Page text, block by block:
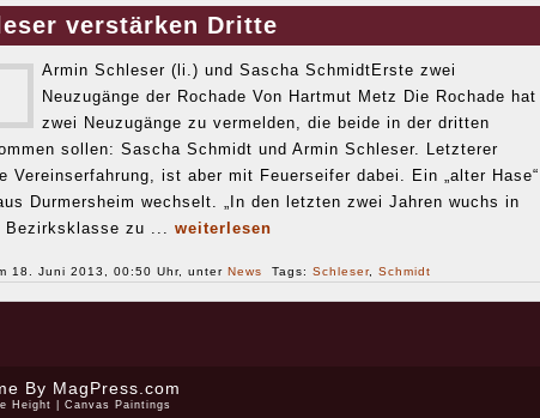
verstärken Dritte
Armin Schleser (li.) und Sascha SchmidtErste zwei
Neuzugänge der Rochade Von Hartmut Metz Die Rochade hat
zwei Neuzugänge zu vermelden, die beide in der dritten
sollen: Sascha Schmidt und Armin Schleser. Letzterer
Vereinserfahrung, ist aber mit Feuerseifer dabei. Ein „alter Hase“
Durmersheim wechselt. „In den letzten zwei Jahren wuchs in
Bezirksklasse zu ... weiterlesen
18. Juni 2013, 00:50 Uhr, unter News Tags: Schleser, Schmidt
By MagPress.com
Height Canvas Paintings